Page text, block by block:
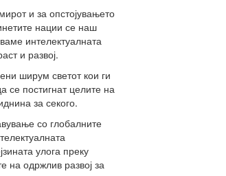
и за опстојувањето
нации се наш
интелектуалната
и развој.
ширум светот кои ги
се постигнат целите на
за секого.
со глобалните
улога преку
на одржлив развој за